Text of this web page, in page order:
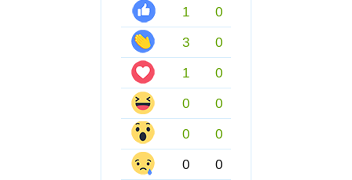
1
0
3
0
1
0
0
0
0
0
0
0